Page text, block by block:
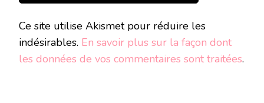
Ce site utilise Akismet pour réduire les
indésirables. En savoir plus sur la façon dont
les données de vos commentaires sont traitées.